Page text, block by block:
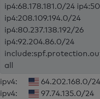
ip4:68.178.181.0/24
ip4:208.109.194.0/24
ip4:80.237.138.192/26
ip4:92.204.86.0/24
all
ipv4:
64.202.168.0/24
ipv4:
97.74.135.0/24